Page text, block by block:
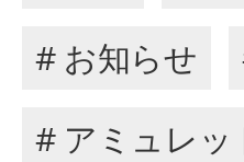
# お知らせ
# アミュレッ